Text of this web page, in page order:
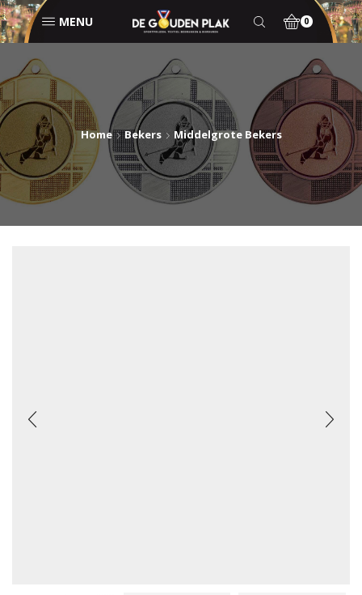
MENU 0
Home Bekers Middelgrote Bekers